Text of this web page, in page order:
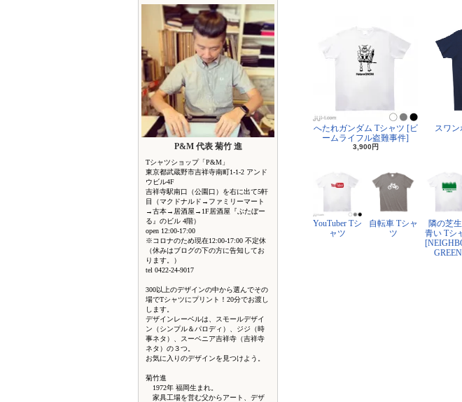
P&M 代表 菊竹 進
Tシャツショップ「P&M」
東京都武蔵野市吉祥寺南町1-1-2 アンド
ウビル4F
吉祥寺駅南口（公園口）を右に出て5軒
目（マクドナルド→ファミリーマート
→古本→居酒屋→1F居酒屋『ぶたぼー
る』のビル 4階）
open 12:00-17:00
※コロナのため現在12:00-17:00 不定休
（休みはブログの下の方に告知してお
ります。）
tel 0422-24-9017
300以上のデザインの中から選んでその
場でTシャツにプリント！20分でお渡し
します。
デザインレーベルは、スモールデザイ
ン（シンプル＆パロディ）、ジジ（時
事ネタ）、スーベニア吉祥寺（吉祥寺
ネタ）の３つ。
お気に入りのデザインを見つけよう。
菊竹進
1972年 福岡生まれ。
家具工場を営む父からアート、デザ
へたれガンダム Tシャツ [ビ
ームライフル盗難事件]
3,900円
スワ
YouTuber Tシ
ャツ
自転車 Tシャ
ツ
隣の芝
青い Tシ